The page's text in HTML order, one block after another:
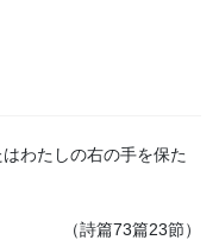
わたしの右の手を保た
（詩篇73篇23節）